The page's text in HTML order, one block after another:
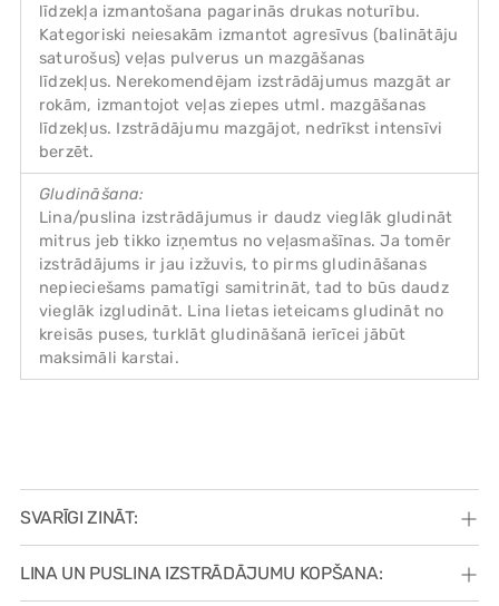
līdzekļa izmantošana pagarinās drukas noturību.
Kategoriski neiesakām izmantot agresīvus (balinātāju
saturošus) veļas pulverus un mazgāšanas
līdzekļus. Nerekomendējam izstrādājumus mazgāt ar
rokām, izmantojot veļas ziepes utml. mazgāšanas
līdzekļus. Izstrādājumu mazgājot, nedrīkst intensīvi
berzēt.
Gludināšana:
Lina/puslina izstrādājumus ir daudz vieglāk gludināt
mitrus jeb tikko izņemtus no veļasmašīnas. Ja tomēr
izstrādājums ir jau izžuvis, to pirms gludināšanas
nepieciešams pamatīgi samitrināt, tad to būs daudz
vieglāk izgludināt. Lina lietas ieteicams gludināt no
kreisās puses, turklāt gludināšanā ierīcei jābūt
maksimāli karstai.
SVARĪGI ZINĀT:
LINA UN PUSLINA IZSTRĀDĀJUMU KOPŠANA: